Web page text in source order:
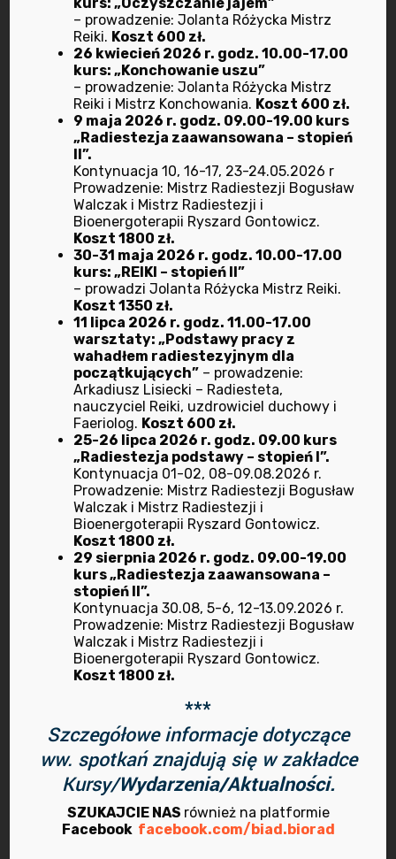
luty 2023
styczeń 2023
grudzień 2022
listopad 2022
październik 2022
wrzesień 2022
lipiec 2022
czerwiec 2022
maj 2022
kwiecień 2022
marzec 2022
luty 2022
styczeń 2022
grudzień 2021
listopad 2021
październik 2021
maj 2021
– prowadzenie: Jolanta Różycka Mistrz
Reiki. Koszt 600 zł.
26 kwiecień 2026 r. godz. 10.00-17.00
kurs: „Konchowanie uszu”
– prowadzenie: Jolanta Różycka Mistrz
Reiki i Mistrz Konchowania. Koszt 600 zł.
9 maja 2026 r. godz. 09.00-19.00 kurs
„Radiestezja zaawansowana – stopień
II”.
Kontynuacja 10, 16-17, 23-24.05.2026 r
Prowadzenie: Mistrz Radiestezji Bogusław
Walczak i Mistrz Radiestezji i
Bioenergoterapii Ryszard Gontowicz.
Koszt 1800 zł.
30-31 maja 2026 r. godz. 10.00-17.00
kurs: „REIKI – stopień II”
– prowadzi Jolanta Różycka Mistrz Reiki.
Koszt 1350 zł.
11 lipca 2026 r. godz. 11.00-17.00
warsztaty: „Podstawy pracy z
wahadłem radiestezyjnym dla
początkujących” – prowadzenie:
Arkadiusz Lisiecki – Radiesteta,
nauczyciel Reiki, uzdrowiciel duchowy i
Faeriolog. Koszt 600 zł.
25-26 lipca 2026 r. godz. 09.00 kurs
„Radiestezja podstawy – stopień I”.
Kontynuacja 01-02, 08-09.08.2026 r.
Prowadzenie: Mistrz Radiestezji Bogusław
Walczak i Mistrz Radiestezji i
Bioenergoterapii Ryszard Gontowicz.
Koszt 1800 zł.
29 sierpnia 2026 r. godz. 09.00-19.00
kurs „Radiestezja zaawansowana –
stopień II”.
Kontynuacja 30.08, 5-6, 12-13.09.2026 r.
Prowadzenie: Mistrz Radiestezji Bogusław
Walczak i Mistrz Radiestezji i
Bioenergoterapii Ryszard Gontowicz.
Koszt 1800 zł.
***
Szczegółowe informacje dotyczące
ww. spotkań znajdują się w zakładce
Kursy/Wydarzenia/Aktualności.
SZUKAJCIE NAS również na platformie
Facebook facebook.com/biad.biorad